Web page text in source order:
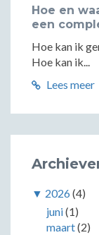
Hoe en
een
Hoe kan ik
Hoe kan ik...
Lees meer
▼ 2026(4)
juni(1)
maart(2)